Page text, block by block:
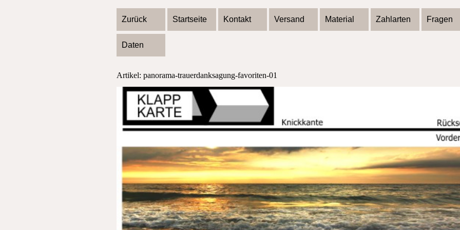
Zurück Startseite Kontakt Versand Material Zahlarten Fragen
Daten
Artikel: panorama-trauerdanksagung-favoriten-01